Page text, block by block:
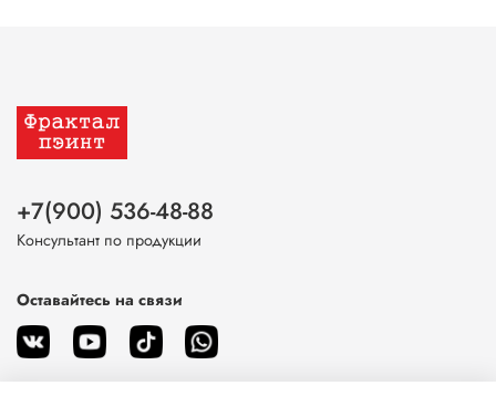
+7(900) 536-48-88
Консультант по продукции
Оставайтесь на связи